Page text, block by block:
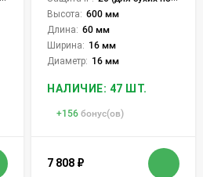
Высота: 600 мм
Длина: 60 мм
Ширина: 16 мм
Диаметр: 16 мм
НАЛИЧИЕ: 47 ШТ.
+156 бонус(ов)
7 808 ₽